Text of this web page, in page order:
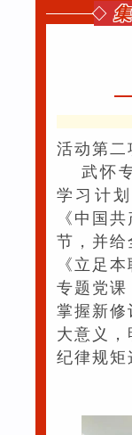
活动第二
武怀
学习计
《中国
节，并
《立足
专题党
掌握新
大意义
纪律规矩